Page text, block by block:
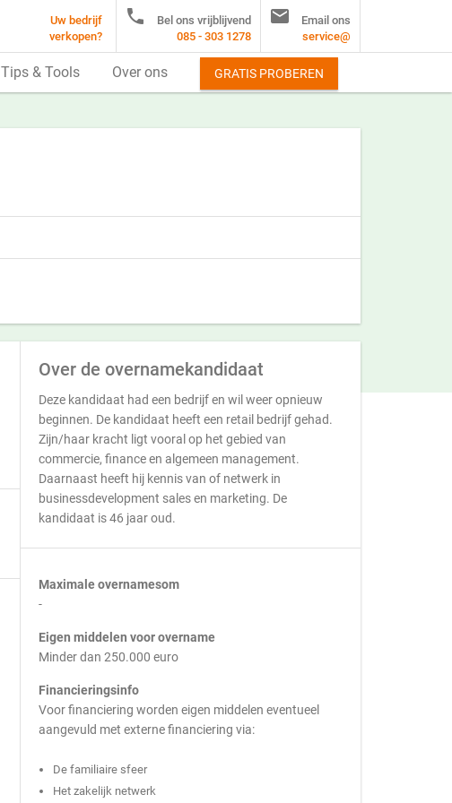
Over de overnamekandidaat
Deze kandidaat had een bedrijf en wil weer opnieuw
beginnen. De kandidaat heeft een retail bedrijf gehad.
Zijn/haar kracht ligt vooral op het gebied van
commercie, finance en algemeen management.
Daarnaast heeft hij kennis van of netwerk in
businessdevelopment sales en marketing. De
kandidaat is 46 jaar oud.
Maximale overnamesom
-
Eigen middelen voor overname
Minder dan 250.000 euro
Financieringsinfo
Voor financiering worden eigen middelen eventueel
aangevuld met externe financiering via:
De familiaire sfeer
Het zakelijk netwerk
Uw bedrijf
verkopen?

Bel ons vrijblijvend
085 - 303 1278

Email ons
service@
Tips & Tools Over ons GRATIS PROBEREN